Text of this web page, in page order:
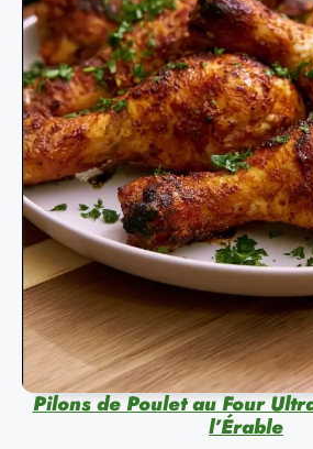
Pilons de Poulet au Four
l’Érable